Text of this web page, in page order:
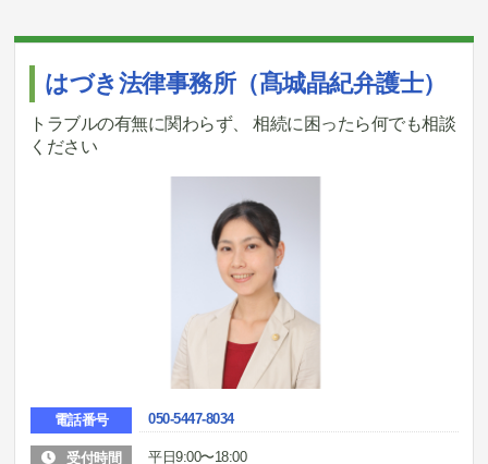
はづき法律事務所（髙城晶紀弁護士）
トラブルの有無に関わらず、 相続に困ったら何でも相談
ください
電話番号 050-5447-8034
受付時間 平日9:00〜18:00